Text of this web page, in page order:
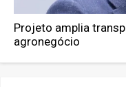
Projeto amplia
agronegócio